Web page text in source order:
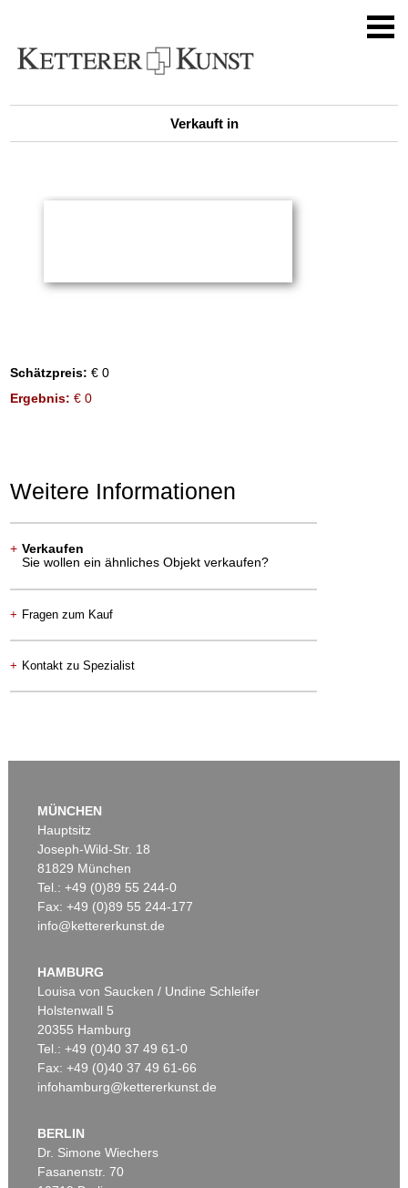
Verkauft in
Schätzpreis: € 0
Ergebnis: € 0
Weitere Informationen
+ Verkaufen
Sie wollen ein ähnliches Objekt verkaufen?
+ Fragen zum Kauf
+ Kontakt zu Spezialist
MÜNCHEN
Hauptsitz
Joseph-Wild-Str. 18
81829 München
Tel.: +49 (0)89 55 244-0
Fax: +49 (0)89 55 244-177
info@kettererkunst.de
HAMBURG
Louisa von Saucken / Undine Schleifer
Holstenwall 5
20355 Hamburg
Tel.: +49 (0)40 37 49 61-0
Fax: +49 (0)40 37 49 61-66
infohamburg@kettererkunst.de
BERLIN
Dr. Simone Wiechers
Fasanenstr. 70